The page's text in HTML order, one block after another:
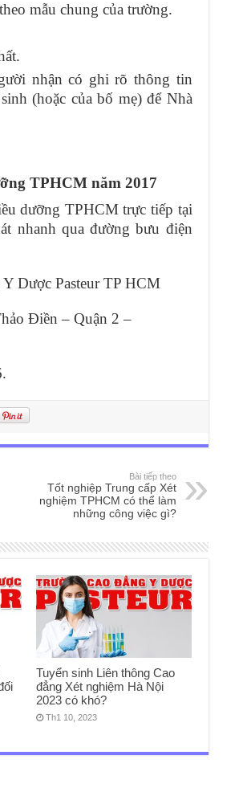
mẫu chung của trường.
nhận có ghi rõ thông tin
(hoặc của bố mẹ) để Nhà
TPHCM năm 2017
dưỡng TPHCM trực tiếp tại
nhanh qua đường bưu điện
Dược Pasteur TP HCM
Điền – Quận 2 –
Bài tiếp theo
Tốt nghiệp Trung cấp Xét
nghiệm TPHCM có thể làm
những công việc gì?
Tuyển sinh Liên thông Cao
đẳng Xét nghiệm Hà Nội
2023 có khó?
Th1 10, 2023